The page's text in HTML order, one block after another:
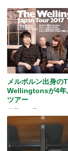
メルボルン出身の
Wellingtonsが4年
ツアー
ド